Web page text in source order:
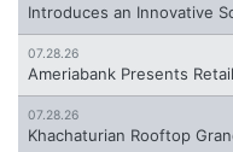
Introduces an Innovative
07.28.26
Ameriabank Presents
07.28.26
Khachaturian Rooftop